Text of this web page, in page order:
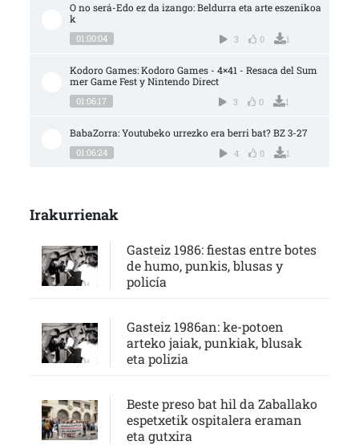
O no será-Edo ez da izango: Beldurra eta arte eszenikoa
k
01:00:04 3 0 1
Kodoro Games: Kodoro Games - 4×41 - Resaca del Sum
mer Game Fest y Nintendo Direct
01:06:17 3 0 1
BabaZorra: Youtubeko urrezko era berri bat? BZ 3-27
01:06:24 4 0 1
Irakurrienak
Gasteiz 1986: fiestas entre botes
de humo, punkis, blusas y
policía
Gasteiz 1986an: ke-potoen
arteko jaiak, punkiak, blusak
eta polizia
Beste preso bat hil da Zaballako
espetxetik ospitalera eraman
eta gutxira